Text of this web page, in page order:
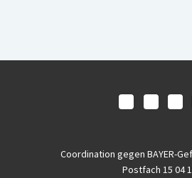
Coordination gegen BAYER-
Postfach 15 04